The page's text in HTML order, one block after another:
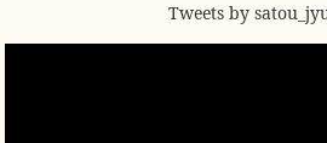
Tweets by